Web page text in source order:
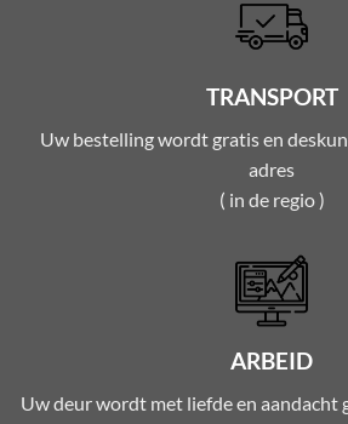
TRANSPORT
Uw bestelling wordt gratis en
adres
( in de regio )
ARBEID
Uw deur wordt met liefde en aandacht